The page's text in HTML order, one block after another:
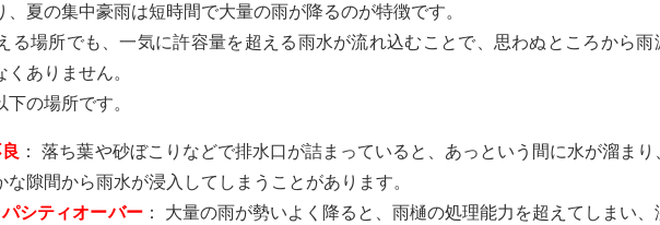
夏の集中豪雨は短時間で大量の雨が降るのが特徴です。
る場所でも、一気に許容量を超える雨水が流れ込むことで、思わぬところから雨
ありません。
の場所です。
： 落ち葉や砂ぼこりなどで排水口が詰まっていると、あっという間に水が溜まり
隙間から雨水が浸入してしまうことがあります。
シティオーバー： 大量の雨が勢いよく降ると、雨樋の処理能力を超えてしまい、